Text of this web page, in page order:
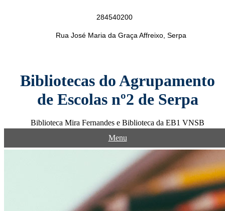
284540200
Rua José Maria da Graça Affreixo, Serpa
Bibliotecas do Agrupamento
de Escolas nº2 de Serpa
Biblioteca Mira Fernandes e Biblioteca da EB1 VNSB
Menu